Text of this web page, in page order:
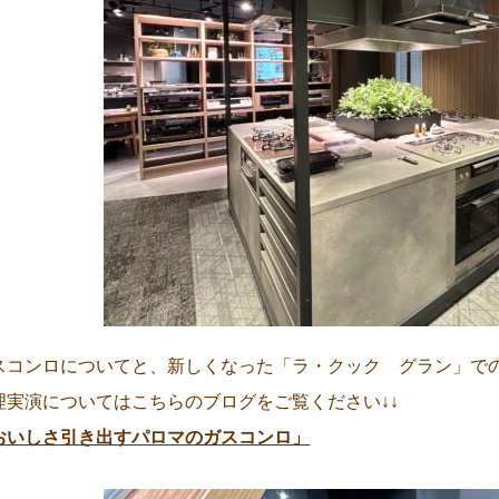
コンロについてと、新しくなった「ラ・クック グラン」で
実演についてはこちらのブログをご覧ください↓↓
いしさ引き出すパロマのガスコンロ」